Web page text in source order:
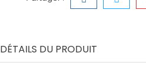
DÉTAILS DU PRODUIT